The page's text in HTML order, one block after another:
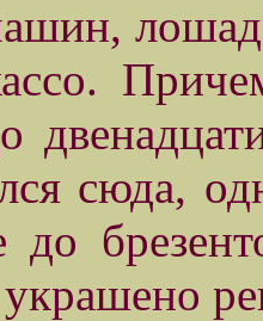
сюда,
до